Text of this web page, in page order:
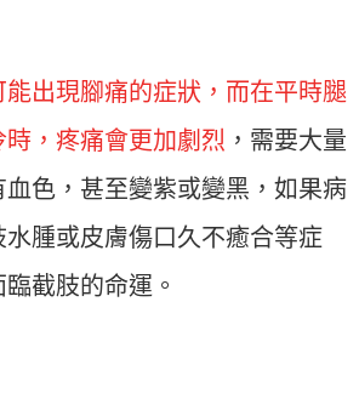
出現腳痛的症狀，而在平時腿
，疼痛會更加劇烈 ，需要大量
色，甚至變紫或變黑，如果病
腫或皮膚傷口久不癒合等症
截肢的命運。